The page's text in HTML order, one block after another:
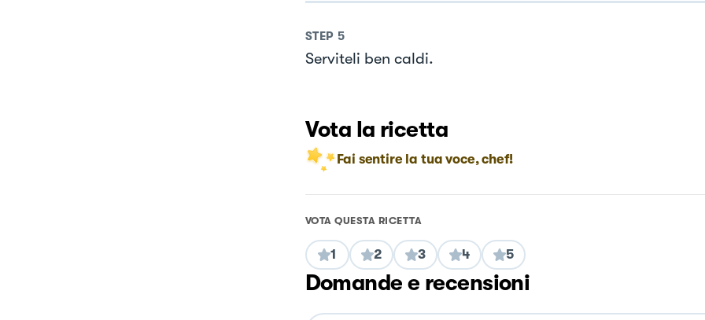
STEP 5
Serviteli ben caldi.
Vota la ricetta
Fai sentire la tua voce, chef!
VOTA QUESTA RICETTA
1 2 3 4 5
Domande e recensioni